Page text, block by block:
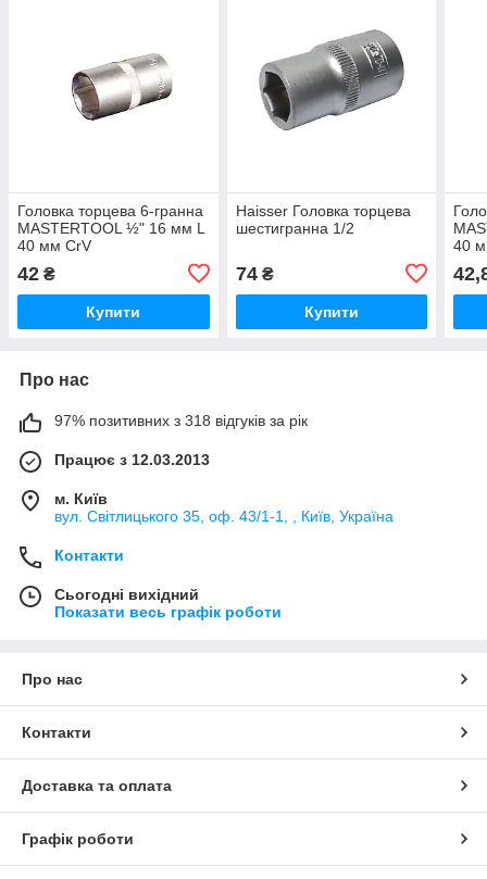
Головка торцева 6-гранна
MASTERTOOL ½" 16 мм L
40 мм CrV
42 ₴
Купити
Haisser Головка торцева
шестигранна 1/2
74₴
Купити
40
Про нас
97% позитивних з 318 відгуків за рік
Працює з 12.03.2013
м. Київ
вул. Світлицького 35, оф. 43/1-1, , Київ, Україна
Контакти
Сьогодні вихідний
Показати весь графік роботи
Про нас
Контакти
Доставка та оплата
Графік роботи